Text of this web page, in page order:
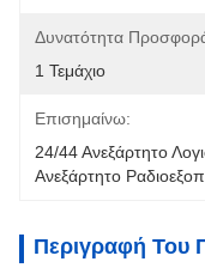
Δυνατότητα
1 Τεμάχιο
Επισημαίνω:
24/44 Ανεξάρτητο
Ανεξάρτητο
Περιγραφή Του